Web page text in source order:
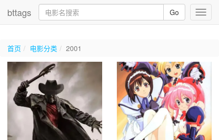
bttags Go
首页 电影分类 2001